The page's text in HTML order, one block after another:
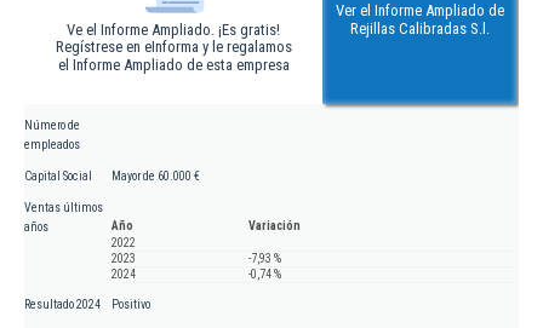
Ve el Informe Ampliado. ¡Es gratis!
Regístrese en eInforma y le regalamos
el Informe Ampliado de esta empresa
Ver el Informe Ampliado de
Rejillas Calibradas S.l.
Número de
empleados
Capital Social Mayor de 60.000 €
Ventas últimos
años
Año
Variación
2022
2023
-7,93 %
2024
-0,74 %
Resultado 2024 Positivo